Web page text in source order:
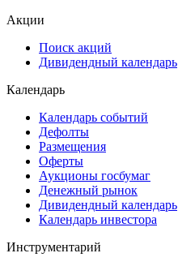
Акции
Поиск акций
Дивидендный календарь
Календарь
Календарь событий
Дефолты
Размещения
Оферты
Аукционы госбумаг
Денежный рынок
Дивидендный календарь
Календарь инвестора
Инструментарий